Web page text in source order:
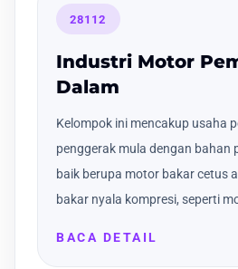
28112
Industri Motor
Dalam
Kelompok ini mencakup usaha
penggerak mula dengan bahan
baik berupa motor bakar cetus
bakar nyala kompresi, seperti
BACA DETAIL